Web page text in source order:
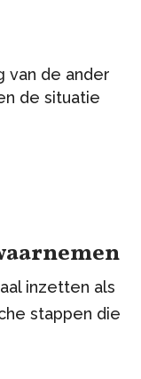
van de ander
de situatie
inzetten als
stappen die